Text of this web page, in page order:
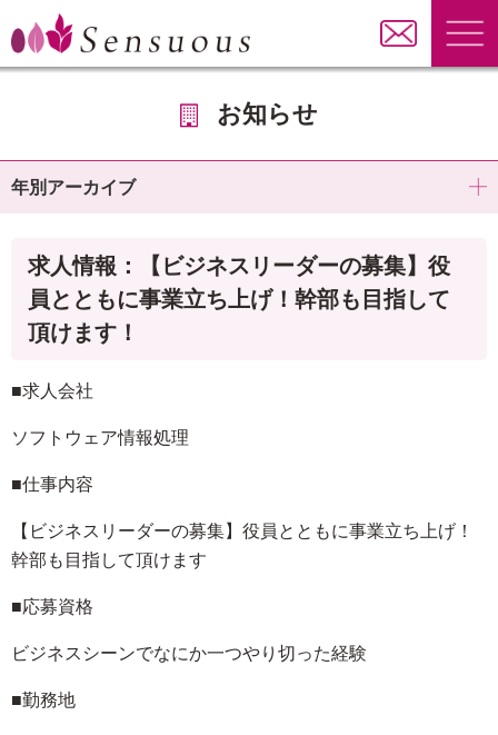
お知らせ
求人情報：【ビジネスリーダーの募集】役
員とともに事業立ち上げ！幹部も目指して
頂けます！
■求人会社
ソフトウェア情報処理
■仕事内容
【ビジネスリーダーの募集】役員とともに事業立ち上げ！
幹部も目指して頂けます
■応募資格
ビジネスシーンでなにか一つやり切った経験
■勤務地
年別アーカイブ